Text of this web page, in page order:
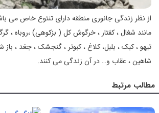
از نظر زندگی جانوری منطقه دارای تنئوع خاص می
مانند شغال ، کفتار ، خرگوش کل ( بزکوهی) ،روباه ،
تیهو ، کبک ، بلبل، کلاغ ، کبوتر ، گنجشک ، جغد ،
شاهین ، عقاب و… در آن زندگی می کنند.
مطالب مرتبط